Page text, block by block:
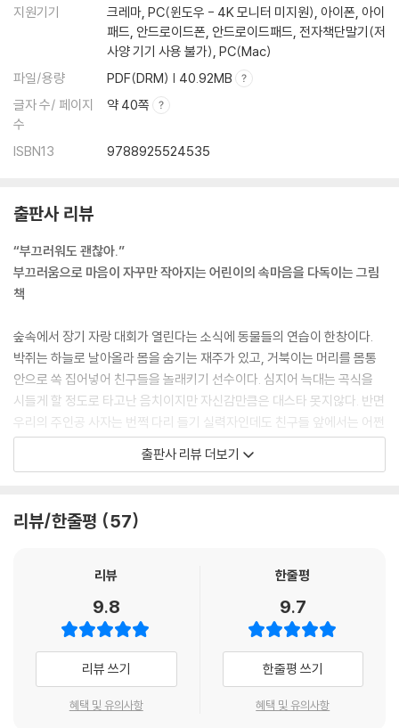
지원기기
크레마, PC(윈도우 - 4K 모니터 미지원), 아이폰, 아이
패드, 안드로이드폰, 안드로이드패드, 전자책단말기(저
사양 기기 사용 불가), PC(Mac)
파일/용량
PDF(DRM) | 40.92MB
글자 수/ 페이지
수
약 40쪽
ISBN13 9788925524535
출판사 리뷰
“부끄러워도 괜찮아.”
부끄러움으로 마음이 자꾸만 작아지는 어린이의 속마음을 다독이는 그림
책
숲속에서 장기 자랑 대회가 열린다는 소식에 동물들의 연습이 한창이다.
박쥐는 하늘로 날아올라 몸을 숨기는 재주가 있고, 거북이는 머리를 몸통
안으로 쏙 집어넣어 친구들을 놀래키기 선수이다. 심지어 늑대는 곡식을
시들게 할 정도로 타고난 음치이지만 자신감만큼은 대스타 못지않다. 반면
우리의 주인공 사자는 번쩍 다리 들기 실력자인데도 친구들 앞에서는 어쩐
일인지 재주를 뽐낼 수가 없다. 이유는 ‘부끄러워서’다. 잘하는 게 있어도
부끄러움 때문에, 또는 누군가가 비웃으면 어쩌나 하는 두려움 때문에 앞
『부끄러워도 괜찮아』는 슬픔, 기쁨이란 긍정적인 감정이 자연스럽듯 부끄
구에게도, 엄마나 아빠 그리고 선생님에게도, 심지어 사자처럼 강인해 보
다독여 준다. 부끄러움과 두려움으로 마음이 자꾸만 작아질 때 이렇게 주
문을 외워 보자. “부끄러워도 괜찮아.”
자기감정 앞에서 솔직해질 때 비로소 찾아오는
용기와 위로의 순간을 포착하다
출판사 리뷰 더보기
리뷰/한줄평 57
리뷰
9.8
리뷰 쓰기
혜택 및 유의사항
한줄평
9.7
한줄평 쓰기
혜택 및 유의사항